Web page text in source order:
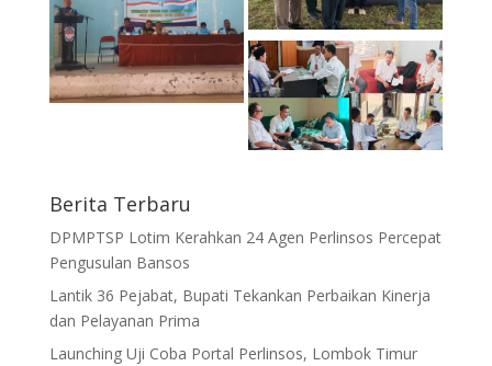
Berita Terbaru
DPMPTSP Lotim Kerahkan 24 Agen Perlinsos Percepat
Pengusulan Bansos
Lantik 36 Pejabat, Bupati Tekankan Perbaikan Kinerja
dan Pelayanan Prima
Launching Uji Coba Portal Perlinsos, Lombok Timur